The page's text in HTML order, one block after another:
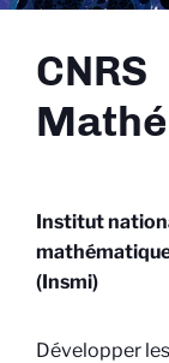
CNRS
Institut
(Insmi)
Développer